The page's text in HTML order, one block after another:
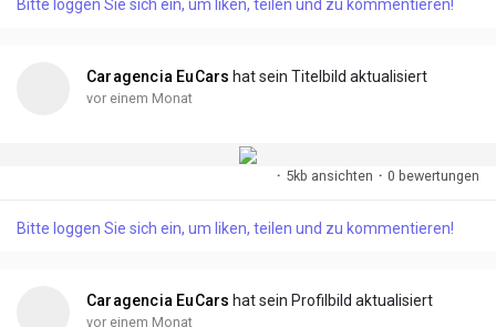
Bitte loggen Sie sich ein, um liken, teilen und zu kommentieren!
Caragencia EuCars hat sein Titelbild aktualisiert
vor einem Monat
· 5kb ansichten · 0 bewertungen
Bitte loggen Sie sich ein, um liken, teilen und zu kommentieren!
Caragencia EuCars hat sein Profilbild aktualisiert
vor einem Monat